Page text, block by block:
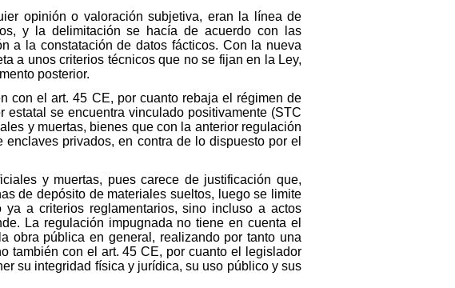
opinión o valoración subjetiva, eran la línea de
y la delimitación se hacía de acuerdo con las
a la constatación de datos fácticos. Con la nueva
a unos criterios técnicos que no se fijan en la Ley,
posterior.
con el art. 45 CE, por cuanto rebaja el régimen de
se encuentra vinculado positivamente (STC
y muertas, bienes que con la anterior regulación
privados, en contra de lo dispuesto por el
y muertas, pues carece de justificación que,
de depósito de materiales sueltos, luego se limite
a criterios reglamentarios, sino incluso a actos
La regulación impugnada no tiene en cuenta el
obra pública en general, realizando por tanto una
también con el art. 45 CE, por cuanto el legislador
su integridad física y jurídica, su uso público y sus